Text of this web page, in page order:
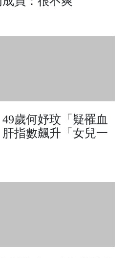
歲何妤玟「疑罹血
指數飆升「女兒一